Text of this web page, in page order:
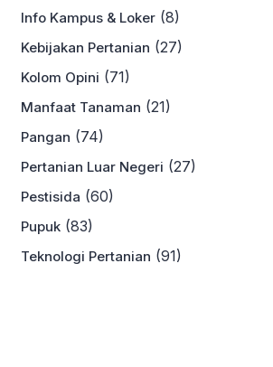
Info Kampus & Loker (8)
Kebijakan Pertanian (27)
Kolom Opini (71)
Manfaat Tanaman (21)
Pangan (74)
Pertanian Luar Negeri (27)
Pestisida (60)
Pupuk (83)
Teknologi Pertanian (91)